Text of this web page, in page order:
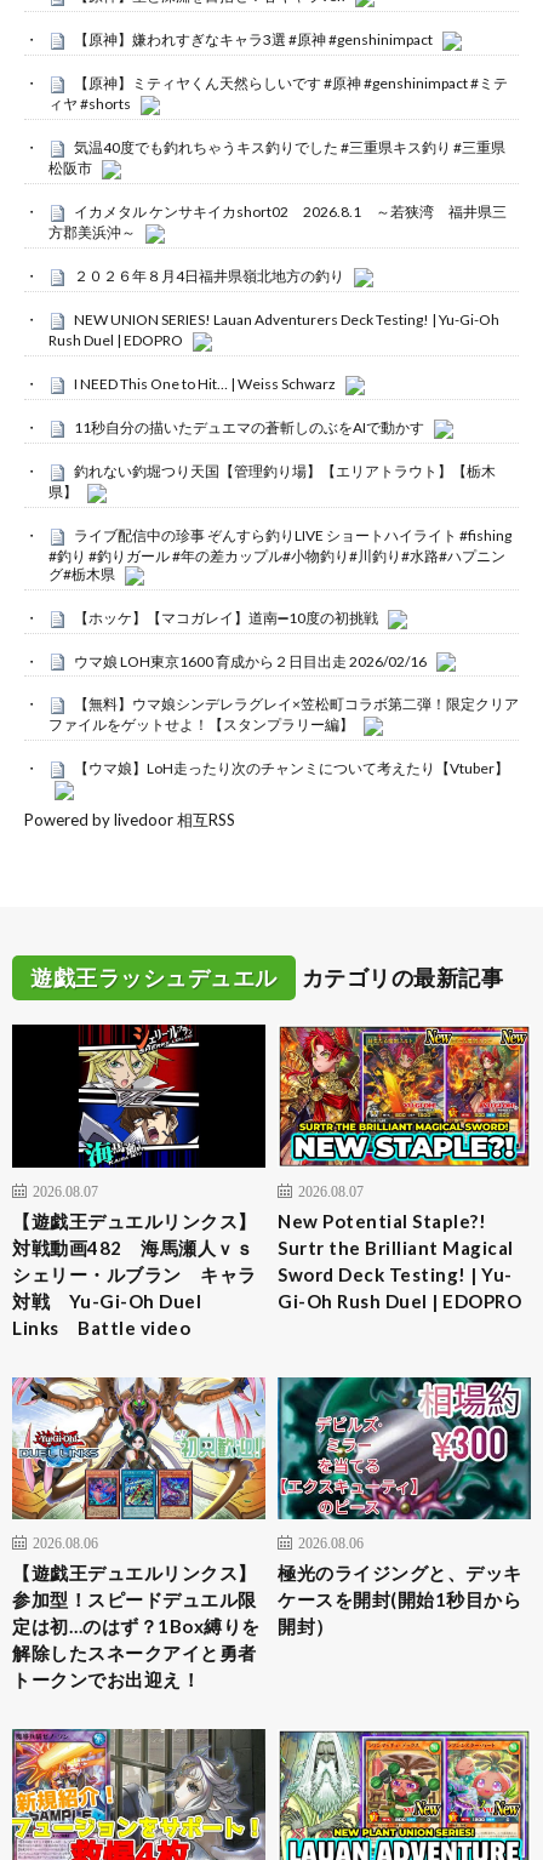
【原神】嫌われすぎなキャラ3選 #原神 #genshinimpact
【原神】ミティヤくん天然らしいです #原神 #genshinimpact #ミテ
ィヤ #shorts
気温40度でも釣れちゃうキス釣りでした #三重県キス釣り #三重県
松阪市
イカメタル ケンサキイカshort02 2026.8.1 ～若狭湾 福井県三
方郡美浜沖～
２０２６年８月4日福井県嶺北地方の釣り
NEW UNION SERIES! Lauan Adventurers Deck Testing! | Yu-Gi-Oh
Rush Duel | EDOPRO
I NEED This One to Hit… | Weiss Schwarz
11秒自分の描いたデュエマの蒼斬しのぶをAIで動かす
釣れない釣堀つり天国【管理釣り場】【エリアトラウト】【栃木
県】
ライブ配信中の珍事 ぞんすら釣りLIVE ショートハイライト #fishing
#釣り #釣りガール #年の差カップル#小物釣り#川釣り#水路#ハプニン
グ#栃木県
【ホッケ】【マコガレイ】道南➖10度の初挑戦
ウマ娘 LOH東京1600 育成から２日目出走 2026/02/16
【無料】ウマ娘シンデレラグレイ×笠松町コラボ第二弾！限定クリア
ファイルをゲットせよ！【スタンプラリー編】
【ウマ娘】LoH走ったり次のチャンミについて考えたり【Vtuber】
Powered by livedoor 相互RSS
遊戯王ラッシュデュエル カテゴリの最新記事
2026.08.07
【遊戯王デュエルリンクス】
対戦動画482 海馬瀬人ｖｓ
シェリー・ルブラン キャラ
対戦 Yu-Gi-Oh Duel
Links Battle video
2026.08.07
New Potential Staple?!
Surtr the Brilliant Magical
Sword Deck Testing! | Yu-
Gi-Oh Rush Duel | EDOPRO
2026.08.06
【遊戯王デュエルリンクス】
参加型！スピードデュエル限
定は初…のはず？1Box縛りを
解除したスネークアイと勇者
トークンでお出迎え！
2026.08.06
極光のライジングと、デッキ
ケースを開封(開始1秒目から
開封）